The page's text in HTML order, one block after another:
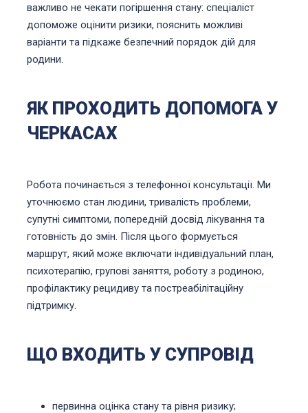
важливо не чекати погіршення стану: спеціаліст
допоможе оцінити ризики, пояснить можливі
варіанти та підкаже безпечний порядок дій для
родини.
ЯК ПРОХОДИТЬ ДОПОМОГА У
ЧЕРКАСАХ
Робота починається з телефонної консультації. Ми
уточнюємо стан людини, тривалість проблеми,
супутні симптоми, попередній досвід лікування та
готовність до змін. Після цього формується
маршрут, який може включати індивідуальний план,
психотерапію, групові заняття, роботу з родиною,
профілактику рецидиву та постреабілітаційну
підтримку.
ЩО ВХОДИТЬ У СУПРОВІД
первинна оцінка стану та рівня ризику;